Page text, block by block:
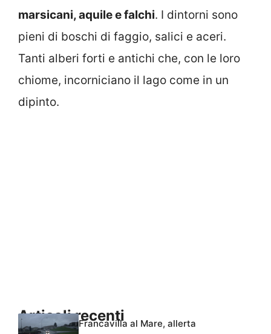
marsicani, aquile e falchi. I dintorni sono
pieni di boschi di faggio, salici e aceri.
Tanti alberi forti e antichi che, con le loro
chiome, incorniciano il lago come in un
dipinto.
Articoli recentiFrancavilla al Mare, allerta